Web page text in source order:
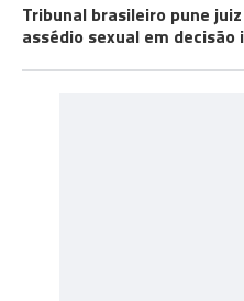
Tribunal brasileiro pune
assédio sexual em decisão